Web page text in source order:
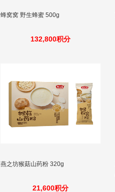
蜂窝窝 野生蜂蜜 500g
132,800积分
燕之坊猴菇山药粉 320g
21,600积分